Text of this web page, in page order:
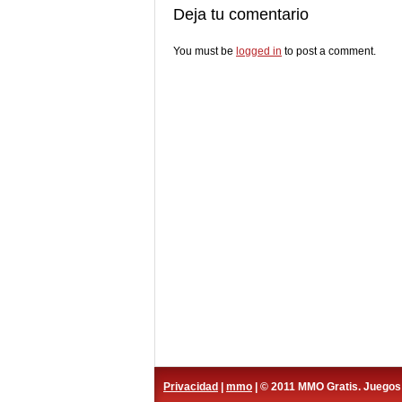
Deja tu comentario
You must be logged in to post a comment.
Privacidad mmo | © 2011 MMO Gratis.